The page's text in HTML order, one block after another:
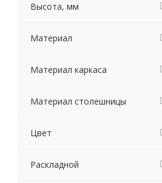
Высота, мм
Материал
Материал каркаса
Материал столешницы
Цвет
Раскладной